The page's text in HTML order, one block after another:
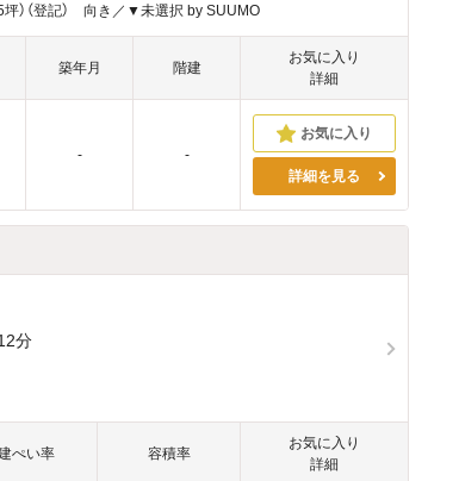
（登記） 向き／▼未選択 by SUUMO
築年月 階建
お気に入り
詳細
-
-
詳細を見る
分
ぺい率 容積率
お気に入り
詳細